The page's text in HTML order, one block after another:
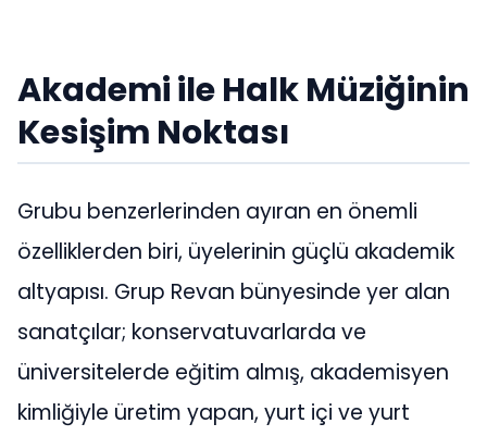
Akademi ile Halk Müziğinin
Kesişim Noktası
Grubu benzerlerinden ayıran en önemli
özelliklerden biri, üyelerinin güçlü akademik
altyapısı. Grup Revan bünyesinde yer alan
sanatçılar; konservatuvarlarda ve
üniversitelerde eğitim almış, akademisyen
kimliğiyle üretim yapan, yurt içi ve yurt